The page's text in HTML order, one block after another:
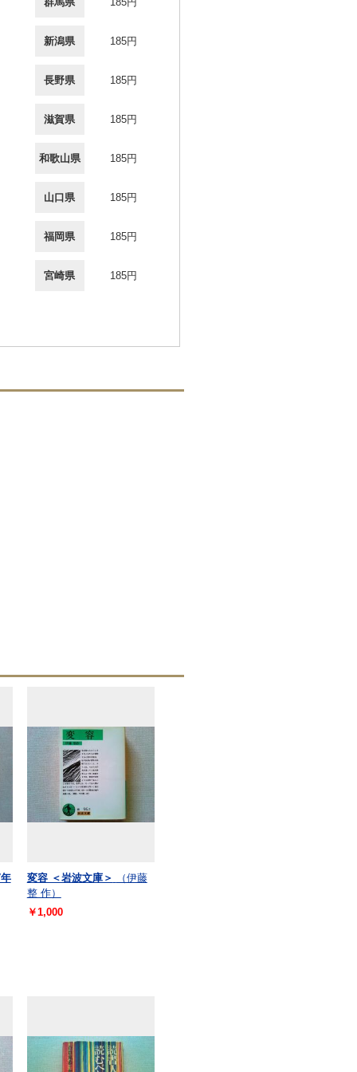
新潟県 185円
長野県 185円
滋賀県 185円
和歌山県 185円
山口県 185円
福岡県 185円
宮崎県 185円
変容 ＜岩波文庫＞
（伊藤
整 作）
￥1,000